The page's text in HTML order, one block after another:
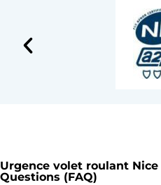
Urgence volet roulant
Questions (FAQ)